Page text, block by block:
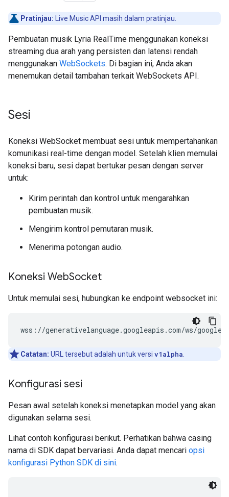
Pratinjau: Live Music API masih dalam pratinjau.
Pembuatan musik Lyria RealTime menggunakan koneksi
streaming dua arah yang persisten dan latensi rendah
menggunakan WebSockets. Di bagian ini, Anda akan
menemukan detail tambahan terkait WebSockets API.
Sesi
Koneksi WebSocket membuat sesi untuk mempertahankan
komunikasi real-time dengan model. Setelah klien memulai
koneksi baru, sesi dapat bertukar pesan dengan server
untuk:
Kirim perintah dan kontrol untuk mengarahkan
pembuatan musik.
Mengirim kontrol pemutaran musik.
Menerima potongan audio.
Koneksi WebSocket
Untuk memulai sesi, hubungkan ke endpoint websocket ini:
Catatan: URL tersebut adalah untuk versi v1alpha
Konfigurasi sesi
Pesan awal setelah koneksi menetapkan model yang akan
digunakan selama sesi.
Lihat contoh konfigurasi berikut. Perhatikan bahwa casing
nama di SDK dapat bervariasi. Anda dapat mencari opsi
konfigurasi Python SDK di sini.